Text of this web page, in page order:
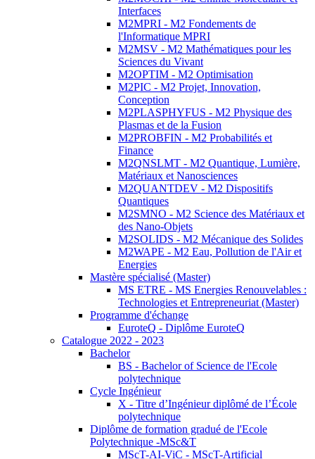
Interfaces
M2MPRI - M2 Fondements de
l'Informatique MPRI
M2MSV - M2 Mathématiques pour les
Sciences du Vivant
M2OPTIM - M2 Optimisation
M2PIC - M2 Projet, Innovation,
Conception
M2PLASPHYFUS - M2 Physique des
Plasmas et de la Fusion
M2PROBFIN - M2 Probabilités et
Finance
M2QNSLMT - M2 Quantique, Lumière,
Matériaux et Nanosciences
M2QUANTDEV - M2 Dispositifs
Quantiques
M2SMNO - M2 Science des Matériaux et
des Nano-Objets
M2SOLIDS - M2 Mécanique des Solides
M2WAPE - M2 Eau, Pollution de l'Air et
Energies
Mastère spécialisé (Master)
MS ETRE - MS Energies Renouvelables :
Technologies et Entrepreneuriat (Master)
Programme d'échange
EuroteQ - Diplôme EuroteQ
Catalogue 2022 - 2023
Bachelor
BS - Bachelor of Science de l'Ecole
polytechnique
Cycle Ingénieur
X - Titre d’Ingénieur diplômé de l’École
polytechnique
Diplôme de formation gradué de l'Ecole
Polytechnique -MSc&T
MScT-AI-ViC - MScT-Artificial